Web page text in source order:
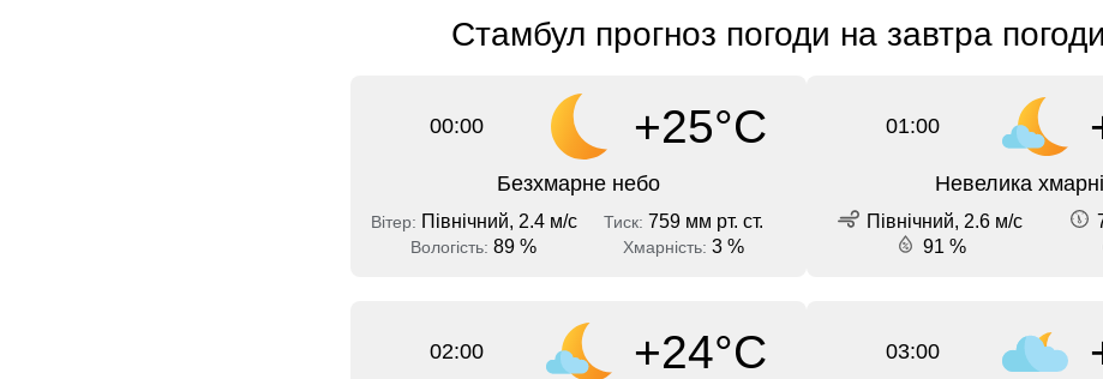
Стамбул прогноз погоди на завтра
00:00 +25°C
Безхмарне небо
Вітер: Північний, 2.4 м/с Тиск: 759 мм рт. ст.
Вологість: 89 % Хмарність: 3 %
01:00
Невелика
Північний, 2.6 м/с
91 %
02:00 +24°C 03:00